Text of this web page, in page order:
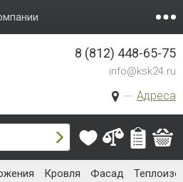
Адреса
8 (812) 448-65-75
info@ksk24.ru
Кровля Фасад